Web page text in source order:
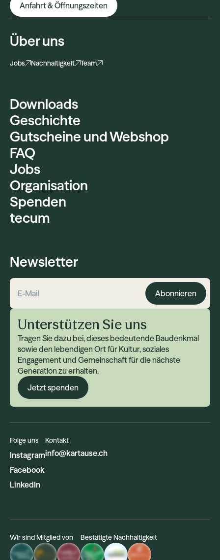
Anfahrt & Öffnungszeiten
Über uns
Jobs Nachhaltigkeit Team
Downloads
Geschichte
Gutscheine und Webshop
FAQ
Jobs
Organisation
Spenden
tecum
Newsletter
E-Mail-Adresse Abonnieren
Unterstützen Sie uns
Tragen Sie dazu bei, dieses bedeutende Baudenkmal
sowie den lebendigen Ort für Kultur, soziales
Engagement und Gemeinschaft für die nächste
Generation zu erhalten.
Jetzt spenden
Folge uns
Instagram
Facebook
LinkedIn
Kontakt
info@kartause.ch
Wir sind Mitglied von Bestätigte Nachhaltigkeit